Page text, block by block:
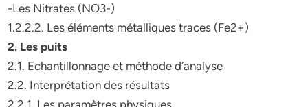
-Les Nitrates (NO3-)
1.2.2.2. Les éléments métalliques traces (Fe2+)
2. Les puits
2.1. Echantillonnage et méthode d’analyse
2.2. Interprétation des résultats
2.2.1. Les paramètres physiques